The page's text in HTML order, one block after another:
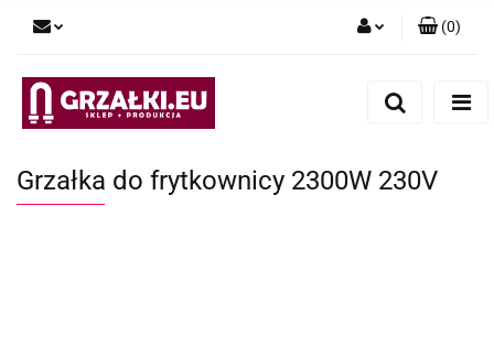
(0)
Grzałka do frytkownicy 2300W 230V